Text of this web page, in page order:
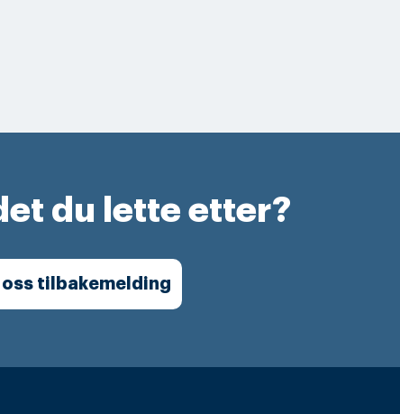
du lette etter?
oss tilbakemelding